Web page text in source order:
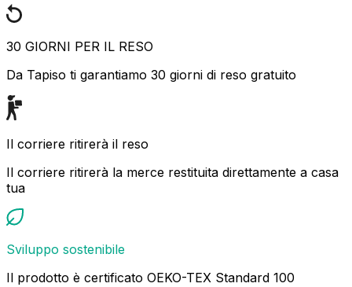
30 GIORNI PER IL RESO
Da Tapiso ti garantiamo 30 giorni di reso gratuito
Il corriere ritirerà il reso
Il corriere ritirerà la merce restituita direttamente a casa
tua
Sviluppo sostenibile
Il prodotto è certificato OEKO-TEX Standard 100